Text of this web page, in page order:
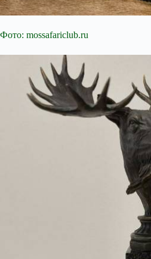
Фото: mossafariclub.ru